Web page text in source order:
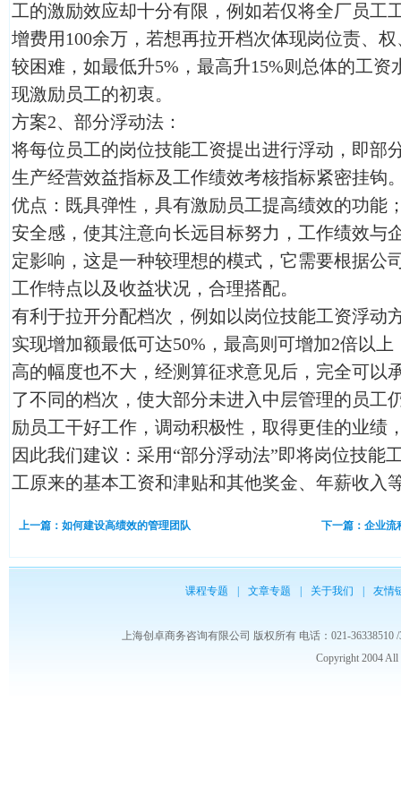
工的激励效应却十分有限，例如若仅将全厂员工
增费用100余万，若想再拉开档次体现岗位责、
较困难，如最低升5%，最高升15%则总体的工
现激励员工的初衷。
方案2、部分浮动法：
将每位员工的岗位技能工资提出进行浮动，即部
生产经营效益指标及工作绩效考核指标紧密挂钩
优点：既具弹性，具有激励员工提高绩效的功能
安全感，使其注意向长远目标努力，工作绩效与
定影响，这是一种较理想的模式，它需要根据公
工作特点以及收益状况，合理搭配。
有利于拉开分配档次，例如以岗位技能工资浮动
实现增加额最低可达50%，最高则可增加2倍以
高的幅度也不大，经测算征求意见后，完全可以
了不同的档次，使大部分未进入中层管理的员工
励员工干好工作，调动积极性，取得更佳的业绩
因此我们建议：采用“部分浮动法”即将岗位技能
工原来的基本工资和津贴和其他奖金、年薪收入
上一篇：如何建设高绩效的管理团队 下一篇：企业流
课程专题 文章专题 关于我们 友情
上海创卓商务咨询有限公司 版权所有 电话：021-36338510 /
Copyright 2004 All